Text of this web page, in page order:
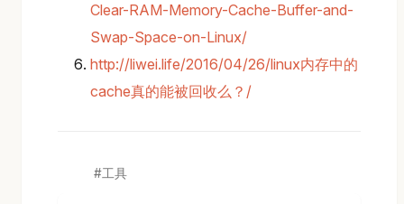
Clear-RAM-Memory-Cache-Buffer-and-
Swap-Space-on-Linux/
http://liwei.life/2016/04/26/linux内存中的
cache真的能被回收么？/
工具